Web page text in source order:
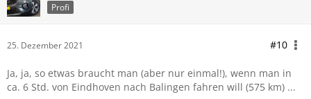
Profi
25. Dezember 2021 #10
Ja, ja, so etwas braucht man (aber nur einmal!), wenn man in
ca. 6 Std. von Eindhoven nach Balingen fahren will (575 km) ...